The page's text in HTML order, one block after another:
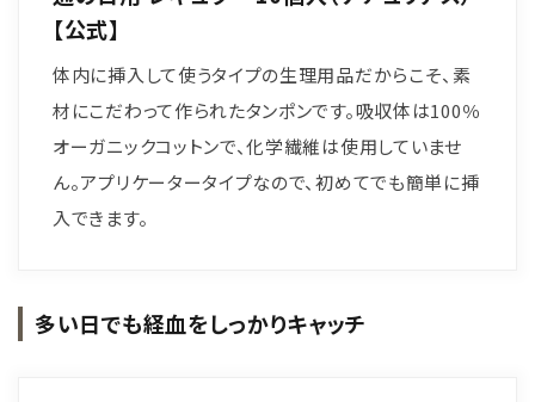
【公式】
体内に挿入して使うタイプの生理用品だからこそ、素
材にこだわって作られたタンポンです。吸収体は100％
オーガニックコットンで、化学繊維は使用していませ
ん。アプリケータータイプなので、初めてでも簡単に挿
入できます。
多い日でも経血をしっかりキャッチ